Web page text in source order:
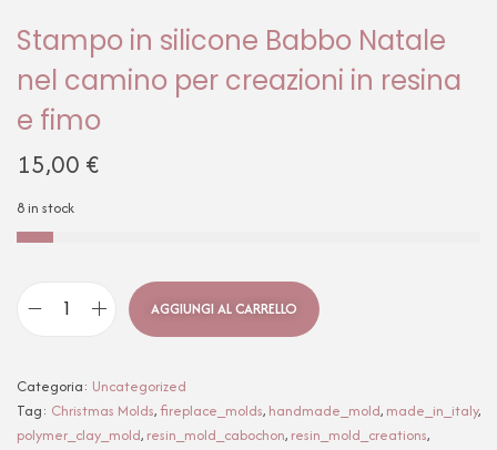
Stampo in silicone Babbo Natale
nel camino per creazioni in resina
e fimo
15,00 €
8 in stock
AGGIUNGI AL CARRELLO
Categoria: Uncategorized
Tag: Christmas Molds,fireplace_molds, handmade_mold, made_in_italy,
polymer_clay_mold, resin_mold_cabochon, resin_mold_creations,